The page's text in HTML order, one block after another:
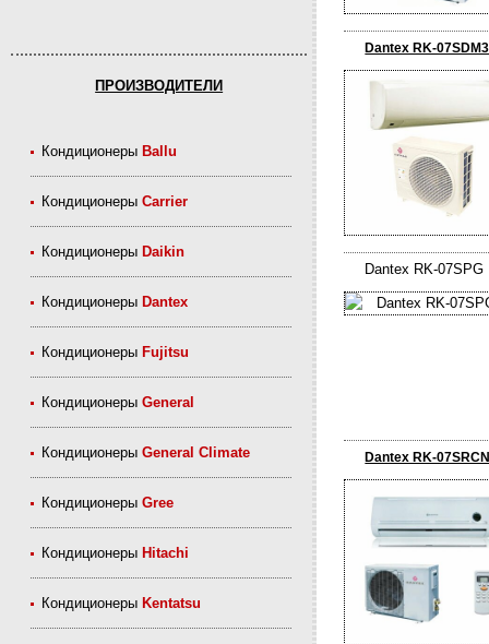
ПРОИЗВОДИТЕЛИ
Кондиционеры Ballu
КондиционерыCarrier
Кондиционеры Daikin
Кондиционеры Dantex
Кондиционеры Fujitsu
КондиционерыGeneral
КондиционерыGeneral Climate
КондиционерыGree
Кондиционеры Hitachi
Кондиционеры Kentatsu
Dantex RK-
Dantex RK-07SPG
Dantex RK-